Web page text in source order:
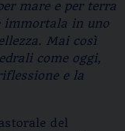
mare e per terra
immortala in uno
Mai così
come oggi,
e la
del